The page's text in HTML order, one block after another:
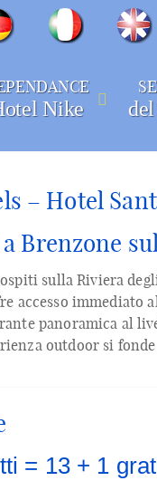
la tua lingua
Nike
– Hotel
Brenzone
sulla Riviera
accesso immediato
panoramica al
outdoor si
= 13 + 1